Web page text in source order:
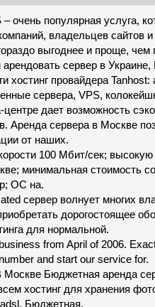
очень популярная услуга,
владельцев сайтов
выгоднее и проще,
арендовать сервер в
хостинг провайдера
сервера, VPS,
дает возможность
Аренда сервера в Москве
от наших.
100 Мбит/сек; высокую
минимальная стоимость
ОС на.
сервер волнует многих
дорогостоящее
для нормальной.
from April of 2006.
and start our service for.
Бюджетная аренда
хостинг для хранения
Бюджетная.